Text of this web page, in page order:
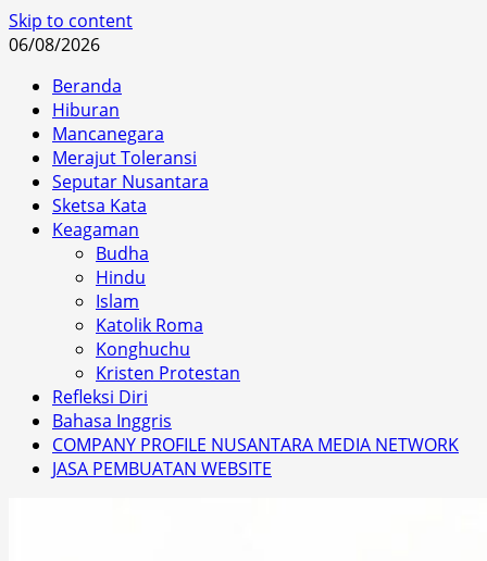
Skip to content
06/08/2026
Beranda
Hiburan
Mancanegara
Merajut Toleransi
Seputar Nusantara
Sketsa Kata
Keagaman
Budha
Hindu
Islam
Katolik Roma
Konghuchu
Kristen Protestan
Refleksi Diri
Bahasa Inggris
COMPANY PROFILE NUSANTARA MEDIA NETWORK
JASA PEMBUATAN WEBSITE